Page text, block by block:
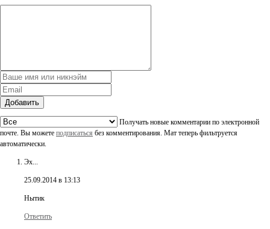
Добавить
Получать новые комментарии по электронной
почте. Вы можете подписаться без комментирования. Мат теперь фильтруется
автоматически.
Эх...
25.09.2014 в 13:13
Нытик
Ответить